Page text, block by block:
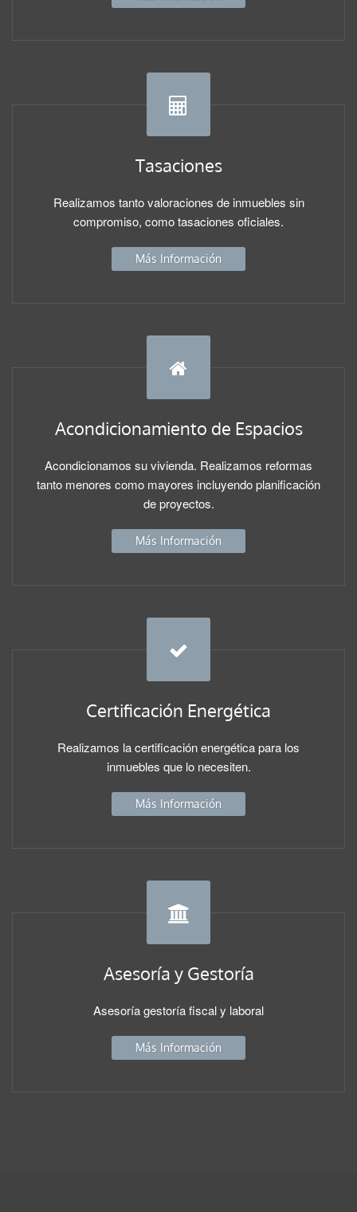
Tasaciones
Realizamos tanto valoraciones de inmuebles sin
compromiso, como tasaciones oficiales.
Más Información
Acondicionamiento de Espacios
Acondicionamos su vivienda. Realizamos reformas
tanto menores como mayores incluyendo planificación
de proyectos.
Más Información
Certificación Energética
Realizamos la certificación energética para los
inmuebles que lo necesiten.
Más Información
Asesoría y Gestoría
Asesoría gestoría fiscal y laboral
Más Información